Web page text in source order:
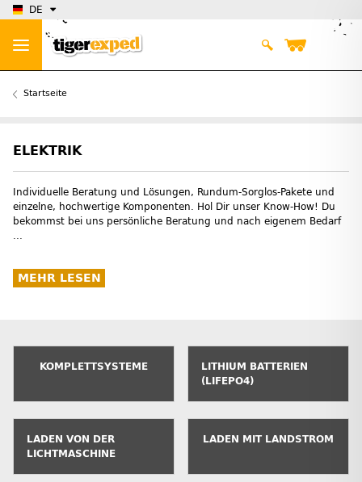
DE
Startseite
ELEKTRIK
Individuelle Beratung und Lösungen, Rundum-Sorglos-Pakete und
einzelne, hochwertige Komponenten. Hol Dir unser Know-How! Du
bekommst bei uns persönliche Beratung und nach eigenem Bedarf
...
MEHR LESEN
KOMPLETTSYSTEME
LITHIUM BATTERIEN
(LIFEPO4)
LADEN VON DER
LICHTMASCHINE
LADEN MIT LANDSTROM